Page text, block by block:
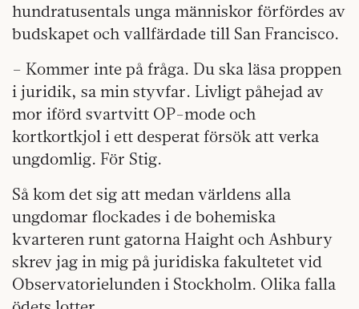
hundratusentals unga människor förfördes av
budskapet och vallfärdade till San Francisco.
– Kommer inte på fråga. Du ska läsa proppen
i juridik, sa min styvfar. Livligt påhejad av
mor iförd svartvitt OP-mode och
kortkortkjol i ett desperat försök att verka
ungdomlig. För Stig.
Så kom det sig att medan världens alla
ungdomar flockades i de bohemiska
kvarteren runt gatorna Haight och Ashbury
skrev jag in mig på juridiska fakultetet vid
Observatorielunden i Stockholm. Olika falla